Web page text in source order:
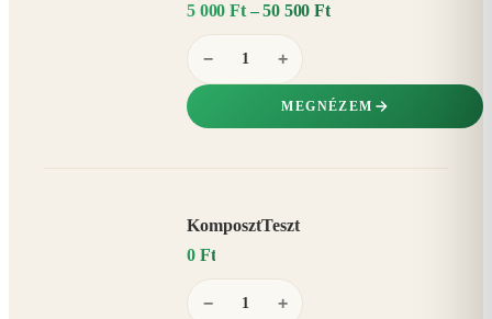
5 000 Ft – 50 500 Ft
− +
MEGNÉZEM
KomposztTeszt
0 Ft
− +